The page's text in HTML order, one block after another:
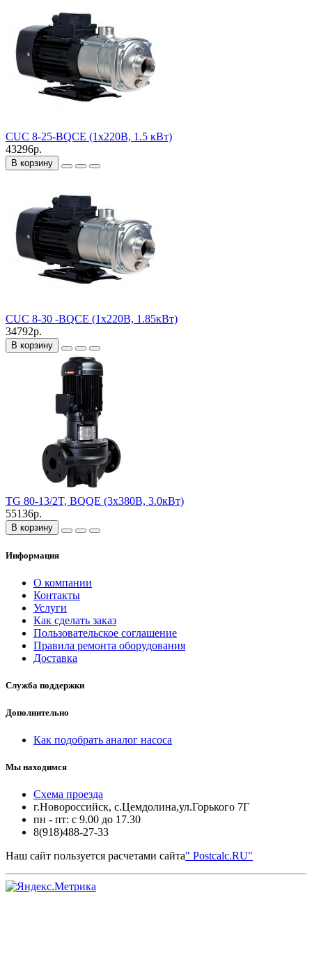
CUC 8-25-BQCE (1х220В, 1.5 кВт)
43296р.
В корзину
CUC 8-30 -BQCE (1х220В, 1.85кВт)
34792р.
В корзину
TG 80-13/2T, BQQE (3х380В, 3.0кВт)
55136р.
В корзину
Информация
О компании
Контакты
Услуги
Как сделать заказ
Пользовательское соглашение
Правила ремонта оборудования
Доставка
Служба поддержки
Дополнительно
Как подобрать аналог насоса
Мы находимся
Схема проезда
г.Новороссийск, с.Цемдолина,ул.Горького 7Г
пн - пт: с 9.00 до 17.30
8(918)488-27-33
Наш сайт пользуется расчетами сайта" Postcalc.RU"